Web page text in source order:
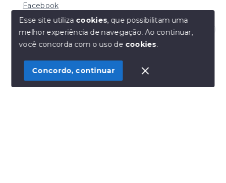
Olá! Estamos disponíveis para te ajudar.
Facebook
© Copyright 2026 - Henrique Imoveis - Todos os
SITE PARA IMOBILIARIA
Esse site utiliza cookies, que possibilitam uma
melhor experiência de navegação.Ao continuar,
você concorda com o uso de cookies.
Concordo, continuar